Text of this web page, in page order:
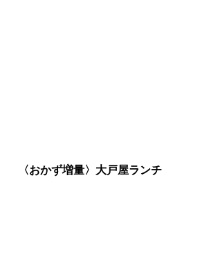
〈おかず増量〉大戸屋ランチ